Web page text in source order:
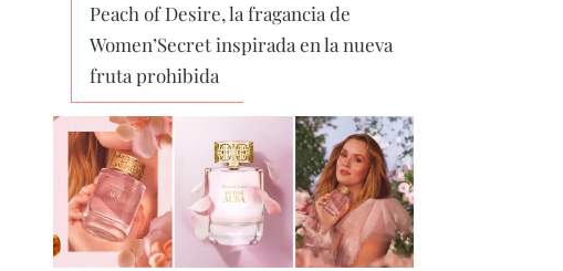
Peach of Desire, la fragancia de
Women’Secret inspirada en la nueva
fruta prohibida